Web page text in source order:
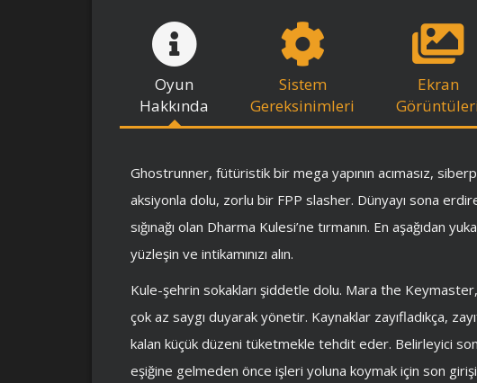
Oyun
Hakkında
Sistem
Gereksinimleri
Ekran
Ghostrunner, fütüristik bir mega yapının acımasız,
aksiyonla dolu, zorlu bir FPP slasher. Dünyayı sona
sığınağı olan Dharma Kulesi’ne tırmanın. En aşağıdan
yüzleşin ve intikamınızı alın.
Kule-şehrin sokakları şiddetle dolu. Mara the
çok az saygı duyarak yönetir. Kaynaklar zayıfladıkça,
kalan küçük düzeni tüketmekle tehdit eder. Belirleyici
eşiğine gelmeden önce işleri yoluna koymak için son